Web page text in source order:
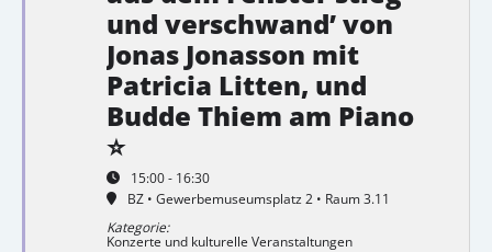
und verschwand’ von
Jonas Jonasson mit
Patricia Litten, und
Budde Thiem am Piano
⭐
15:00 - 16:30
BZ • Gewerbemuseumsplatz 2 • Raum 3.11
Kategorie:
Konzerte und kulturelle Veranstaltungen